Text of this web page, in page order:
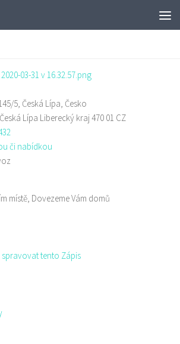
5, Česká Lípa, Česko
Česká Lípa Liberecký kraj470 01 CZ
či nabídkou
místě, Dovezeme Vám domů
spravovat tento Zápis